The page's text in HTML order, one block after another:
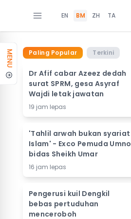
EN BM ZH TA
MENU Paling Popular Terkini
Dr Afif cabar Azeez dedah
surat SPRM, gesa Asyraf
Wajdi letak jawatan
19 jam lepas
'Tahlil arwah bukan syariat
Islam' - Exco Pemuda Umno
bidas Sheikh Umar
16 jam lepas
Pengerusi kuil Dengkil
bebas pertuduhan
menceroboh